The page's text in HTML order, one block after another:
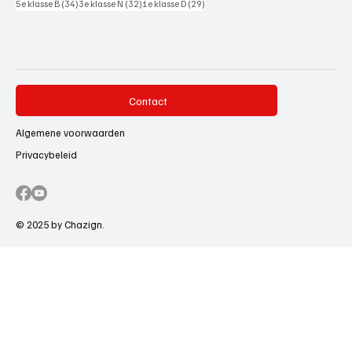
5e klasse B (34)34 posts
3e klasse N (32)32 posts
1e klasse D (29)
Contact
Algemene voorwaarden
Privacybeleid
© 2025 by Chazign.